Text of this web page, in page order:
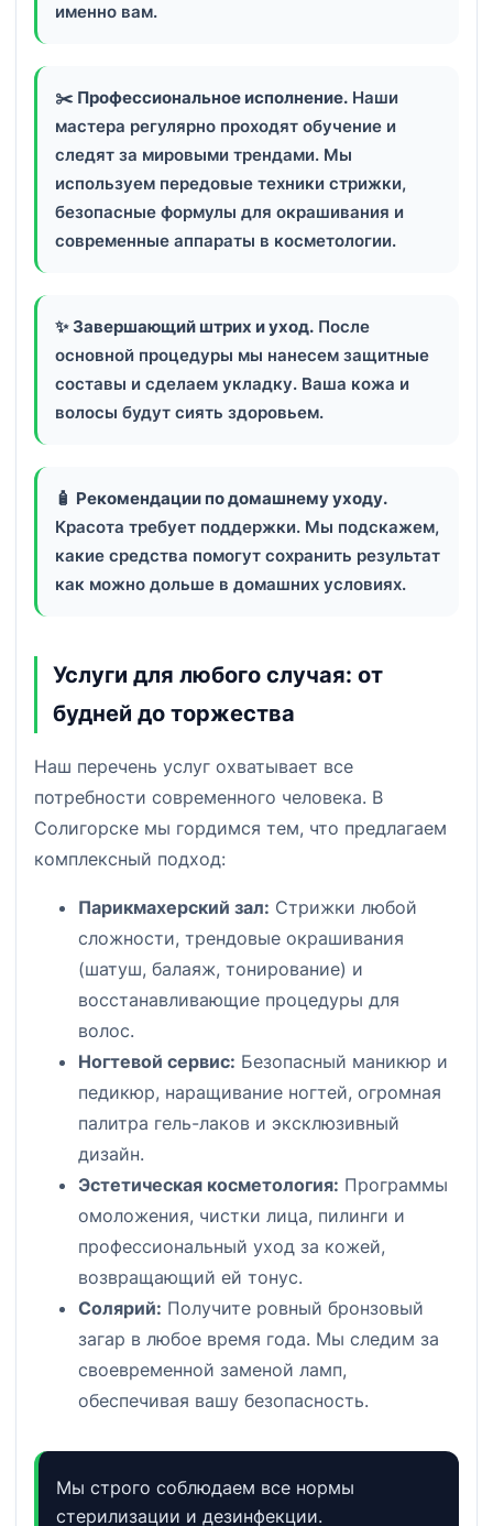
именно вам.
✂️ Профессиональное исполнение. Наши
мастера регулярно проходят обучение и
следят за мировыми трендами. Мы
используем передовые техники стрижки,
безопасные формулы для окрашивания и
современные аппараты в косметологии.
✨Завершающий штрих и уход. После
основной процедуры мы нанесем защитные
составы и сделаем укладку. Ваша кожа и
волосы будут сиять здоровьем.
🧴 Рекомендации по домашнему уходу.
Красота требует поддержки. Мы подскажем,
какие средства помогут сохранить результат
как можно дольше в домашних условиях.
Услуги для любого случая: от
будней до торжества
Наш перечень услуг охватывает все
потребности современного человека. В
Солигорске мы гордимся тем, что предлагаем
комплексный подход:
Парикмахерский зал: Стрижки любой
сложности, трендовые окрашивания
(шатуш, балаяж, тонирование) и
восстанавливающие процедуры для
волос.
Ногтевой сервис: Безопасный маникюр и
педикюр, наращивание ногтей, огромная
палитра гель-лаков и эксклюзивный
дизайн.
Эстетическая косметология: Программы
омоложения, чистки лица, пилинги и
профессиональный уход за кожей,
возвращающий ей тонус.
Солярий: Получите ровный бронзовый
загар в любое время года. Мы следим за
своевременной заменой ламп,
обеспечивая вашу безопасность.
Мы строго соблюдаем все нормы
стерилизации и дезинфекции.